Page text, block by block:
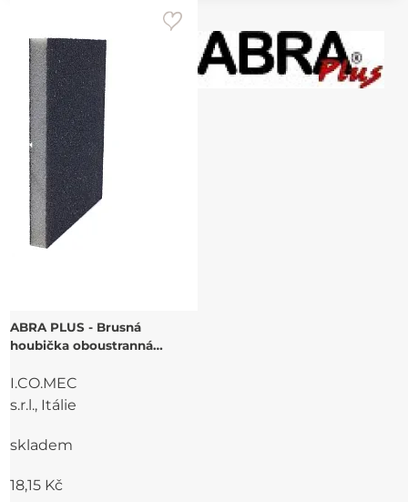
ABRA PLUS - Brusná
houbička oboustranná
I.CO.MEC
s.r.l., Itálie
skladem
18,15 Kč